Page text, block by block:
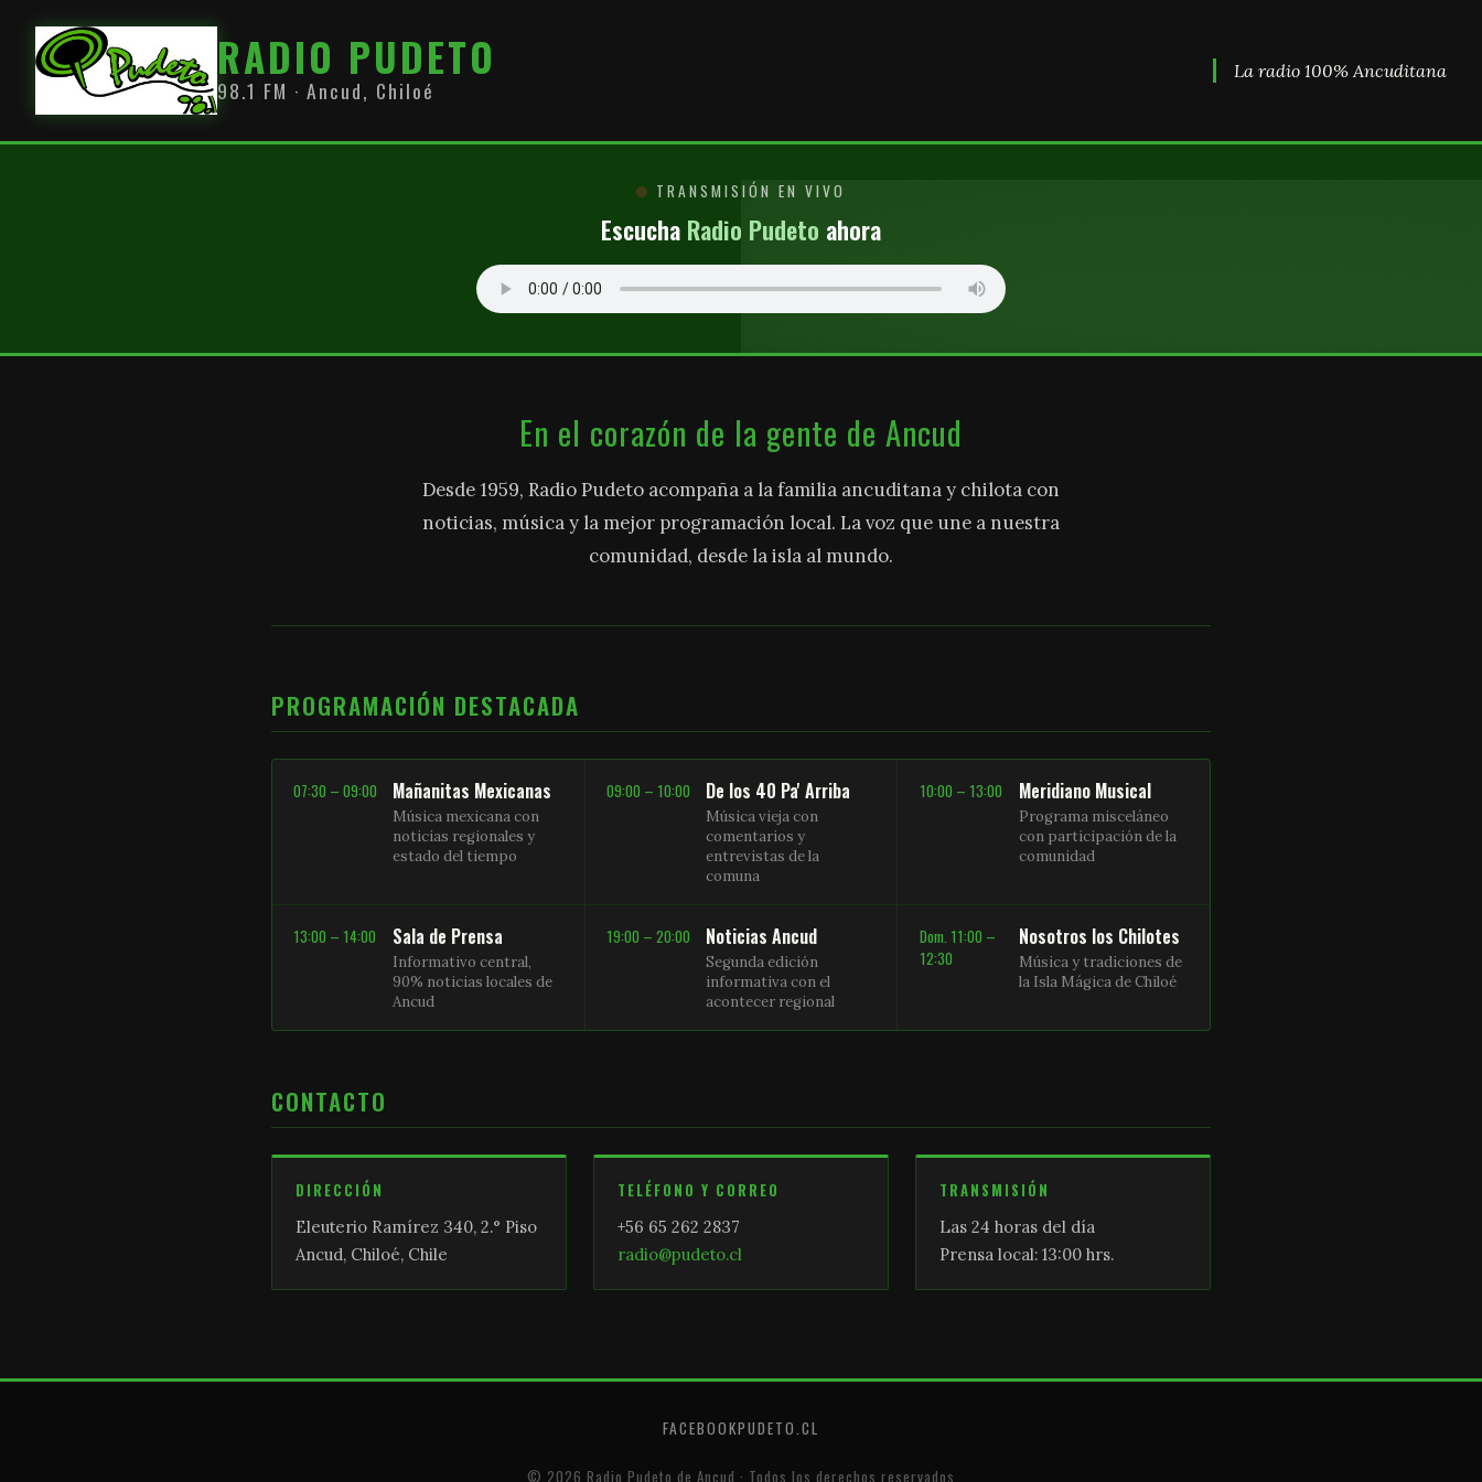
RADIO PUDETO
98.1 FM · Ancud, Chiloé
La radio 100% Ancuditana
TRANSMISIÓN EN VIVO
Escucha Radio Pudeto ahora
En el corazón de la gente de Ancud
Desde 1959, Radio Pudeto acompaña a la familia ancuditana y chilota con
noticias, música y la mejor programación local. La voz que une a nuestra
comunidad, desde la isla al mundo.
PROGRAMACIÓN DESTACADA
07:30 – 09:00 Mañanitas Mexicanas
Música mexicana con
noticias regionales y
estado del tiempo
09:00 – 10:00 De los 40 Pa' Arriba
Música vieja con
comentarios y
entrevistas de la
comuna
10:00 – 13:00 Meridiano Musical
Programa misceláneo
con participación de la
comunidad
13:00 – 14:00 Sala de Prensa
Informativo central,
90% noticias locales de
Ancud
19:00 – 20:00 Noticias Ancud
Segunda edición
informativa con el
acontecer regional
Dom. 11:00 –
12:30
Nosotros los Chilotes
Música y tradiciones de
la Isla Mágica de Chiloé
CONTACTO
DIRECCIÓN
Eleuterio Ramírez 340, 2.° Piso
Ancud, Chiloé, Chile
TELÉFONO Y CORREO
+56 65 262 2837
radio@pudeto.cl
TRANSMISIÓN
Las 24 horas del día
Prensa local: 13:00 hrs.
FACEBOOKPUDETO.CL
© 2026 Radio Pudeto de Ancud · Todos los derechos reservados